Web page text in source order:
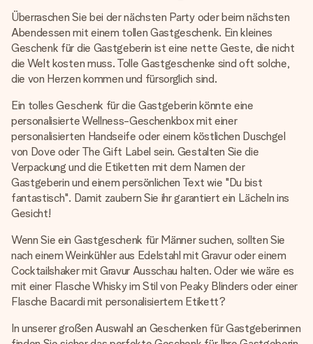
Überraschen Sie bei der nächsten Party oder beim nächsten
Abendessen mit einem tollen Gastgeschenk. Ein kleines
Geschenk für die Gastgeberin ist eine nette Geste, die nicht
die Welt kosten muss. Tolle Gastgeschenke sind oft solche,
die von Herzen kommen und fürsorglich sind.
Ein tolles Geschenk für die Gastgeberin könnte eine
personalisierte Wellness-Geschenkbox mit einer
personalisierten Handseife oder einem köstlichen Duschgel
von Dove oder The Gift Label sein. Gestalten Sie die
Verpackung und die Etiketten mit dem Namen der
Gastgeberin und einem persönlichen Text wie "Du bist
fantastisch". Damit zaubern Sie ihr garantiert ein Lächeln ins
Gesicht!
Wenn Sie ein Gastgeschenk für Männer suchen, sollten Sie
nach einem Weinkühler aus Edelstahl mit Gravur oder einem
Cocktailshaker mit Gravur Ausschau halten. Oder wie wäre es
mit einer Flasche Whisky im Stil von Peaky Blinders oder einer
Flasche Bacardi mit personalisiertem Etikett?
In unserer großen Auswahl an Geschenken für Gastgeberinnen